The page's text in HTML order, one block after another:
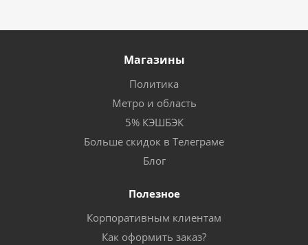
Магазины
Политика
Метро и область
5% КЭШБЭК
Больше скидок в Телеграме
Блог
Полезное
Корпоративным клиентам
Как оформить заказ?